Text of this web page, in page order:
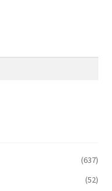
(637)
(52)